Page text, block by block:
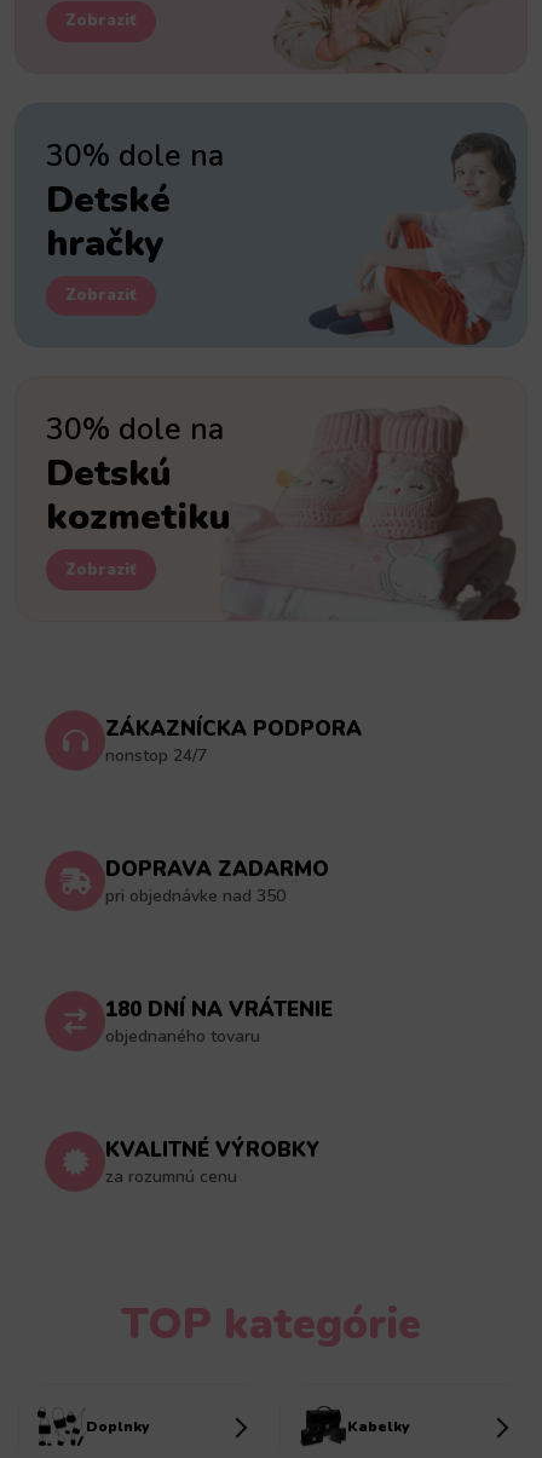
Zobraziť
30% dole na
Detské
hračky
Zobraziť
30% dole na
Detskú
kozmetiku
Zobraziť
ZÁKAZNÍCKA PODPORA
nonstop 24/7
DOPRAVA ZADARMO
pri objednávke nad 350
180 DNÍ NA VRÁTENIE
objednaného tovaru
KVALITNÉ VÝROBKY
za rozumnú cenu
TOP kategórie
Doplnky Kabelky